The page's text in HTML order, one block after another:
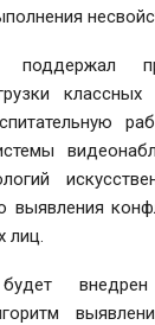
поддержал
классных
выявления
лиц.
внедрен